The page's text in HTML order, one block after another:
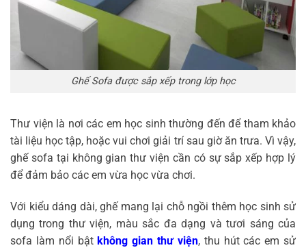
Ghế Sofa được sắp xếp trong lớp học
Thư viện là nơi các em học sinh thường đến để tham khảo
tài liệu học tập, hoặc vui chơi giải trí sau giờ ăn trưa. Vì vậy,
ghế sofa tại không gian thư viện cần có sự sắp xếp hợp lý
để đảm bảo các em vừa học vừa chơi.
Với kiểu dáng dài, ghế mang lại chỗ ngồi thêm học sinh sử
dụng trong thư viện, màu sắc đa dạng và tươi sáng của
sofa làm nổi bậtkhông gian thư viện, thu hút các em sử